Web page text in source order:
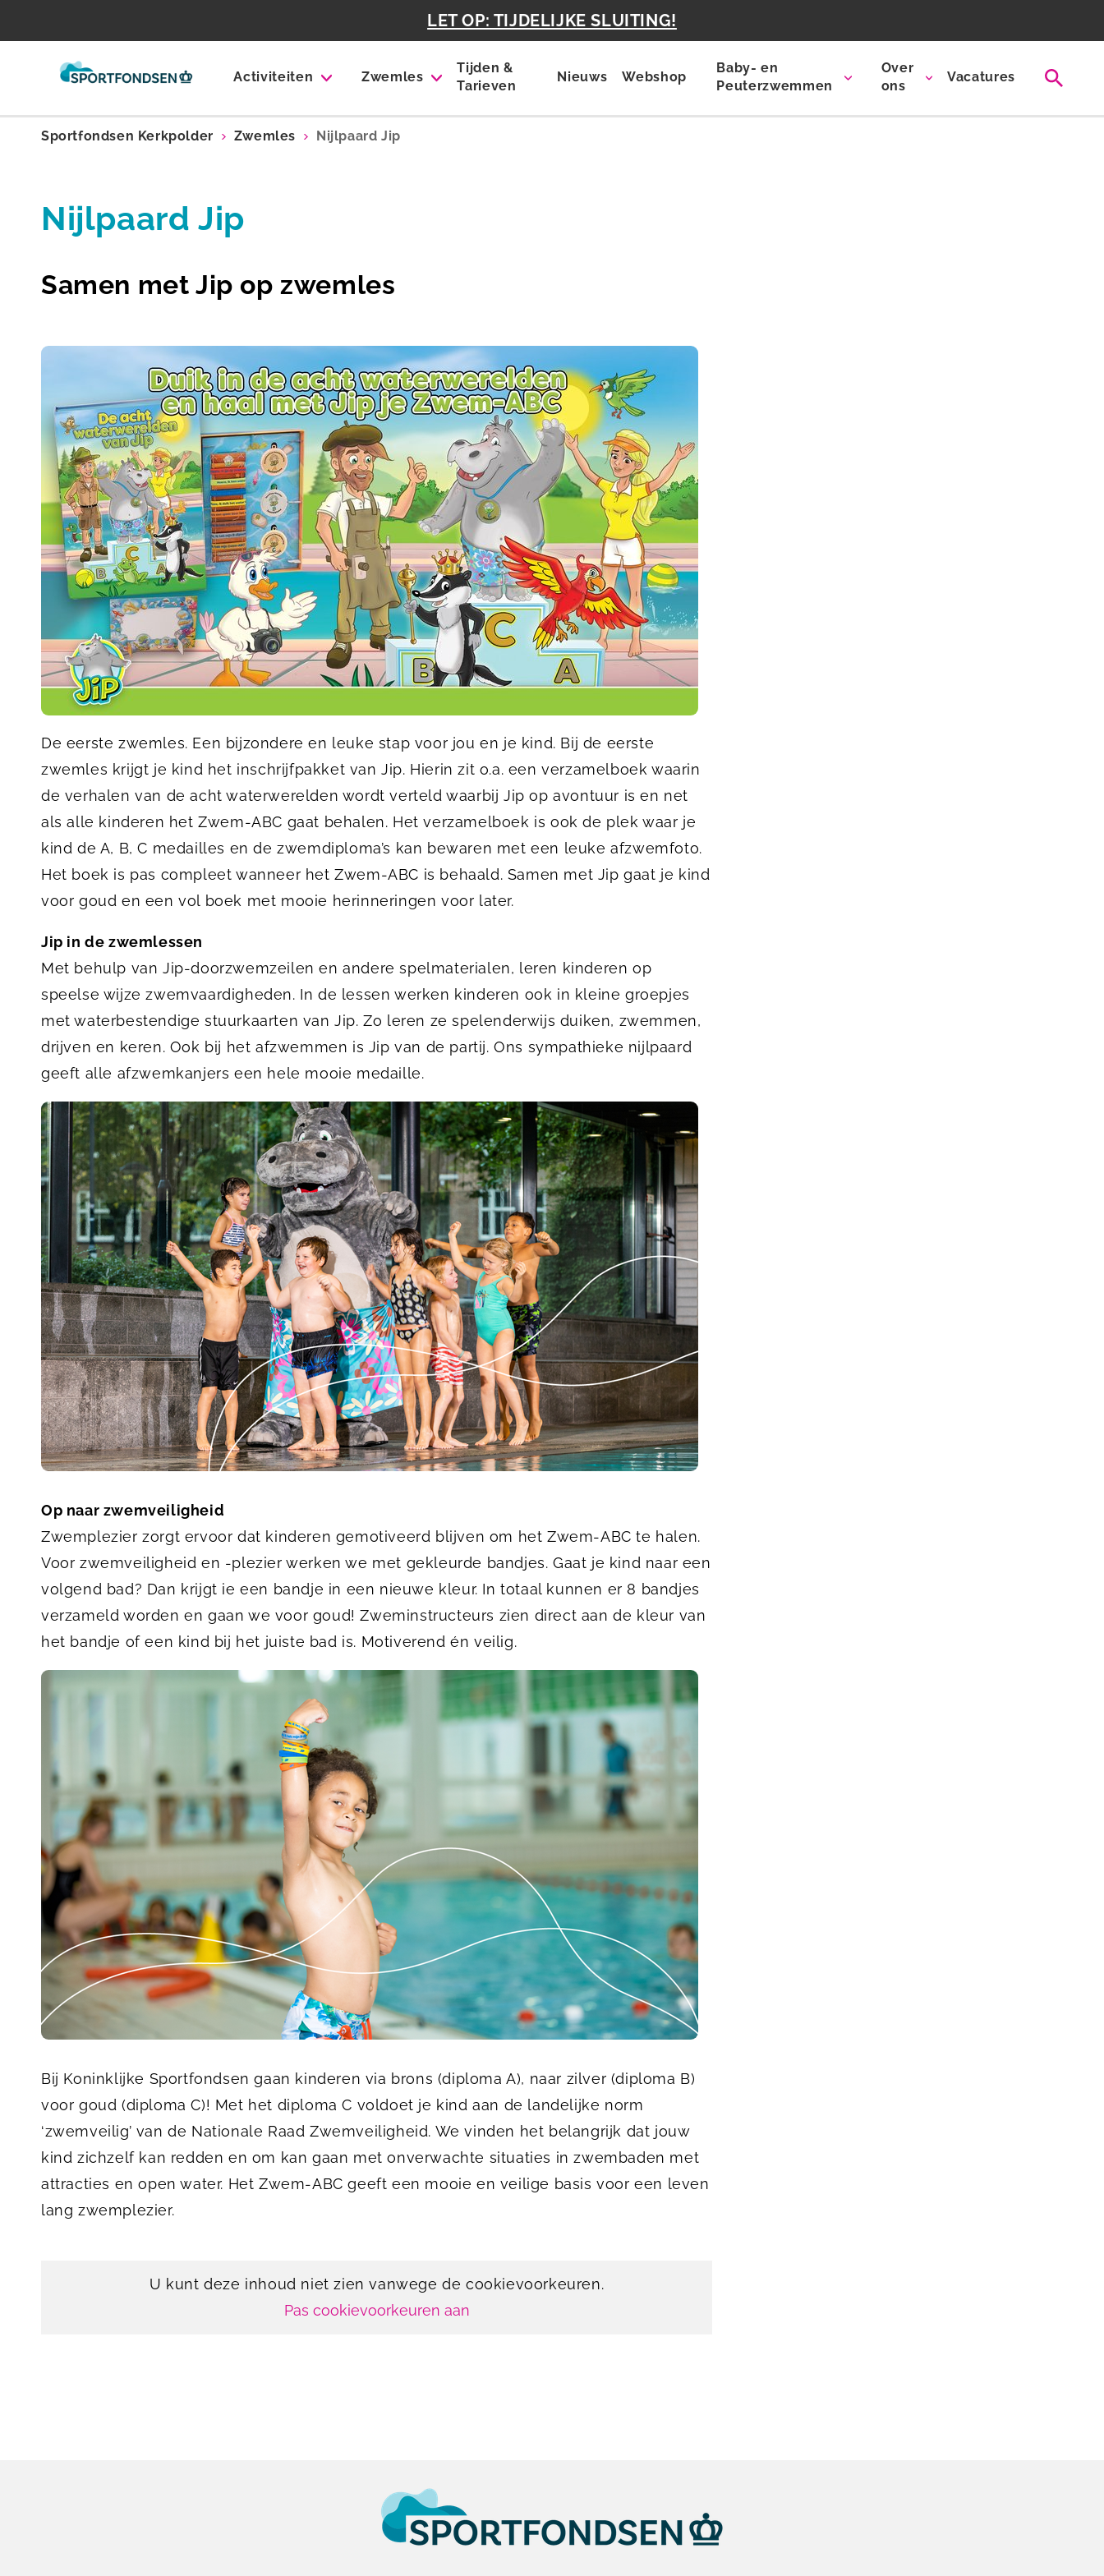
LET OP: TIJDELIJKE SLUITING!
Activiteiten Zwemles
Tijden &
Tarieven
Nieuws Webshop
Baby- en
Peuterzwemmen
Over
ons
Vacatures
Sportfondsen Kerkpolder Zwemles Nijlpaard Jip
Nijlpaard Jip
Samen met Jip op zwemles
De eerste zwemles. Een bijzondere en leuke stap voor jou en je kind. Bij de eerste
zwemles krijgt je kind het inschrijfpakket van Jip. Hierin zit o.a. een verzamelboek waarin
de verhalen van de acht waterwerelden wordt verteld waarbij Jip op avontuur is en net
als alle kinderen het Zwem-ABC gaat behalen. Het verzamelboek is ook de plek waar je
kind de A, B, C medailles en de zwemdiploma’s kan bewaren met een leuke afzwemfoto.
Het boek is pas compleet wanneer het Zwem-ABC is behaald. Samen met Jip gaat je kind
voor goud en een vol boek met mooie herinneringen voor later.
Jip in de zwemlessen
Met behulp van Jip-doorzwemzeilen en andere spelmaterialen, leren kinderen op
speelse wijze zwemvaardigheden. In de lessen werken kinderen ook in kleine groepjes
met waterbestendige stuurkaarten van Jip. Zo leren ze spelenderwijs duiken, zwemmen,
drijven en keren. Ook bij het afzwemmen is Jip van de partij. Ons sympathieke nijlpaard
geeft alle afzwemkanjers een hele mooie medaille.
Op naar zwemveiligheid
Zwemplezier zorgt ervoor dat kinderen gemotiveerd blijven om het Zwem-ABC te halen.
Voor zwemveiligheid en -plezier werken we met gekleurde bandjes. Gaat je kind naar een
volgend bad? Dan krijgt ie een bandje in een nieuwe kleur. In totaal kunnen er 8 bandjes
verzameld worden en gaan we voor goud! Zweminstructeurs zien direct aan de kleur van
het bandje of een kind bij het juiste bad is. Motiverend én veilig.
Bij Koninklijke Sportfondsen gaan kinderen via brons (diploma A), naar zilver (diploma B)
voor goud (diploma C)! Met het diploma C voldoet je kind aan de landelijke norm
‘zwemveilig’ van de Nationale Raad Zwemveiligheid. We vinden het belangrijk dat jouw
kind zichzelf kan redden en om kan gaan met onverwachte situaties in zwembaden met
attracties en open water. Het Zwem-ABC geeft een mooie en veilige basis voor een leven
lang zwemplezier.
U kunt deze inhoud niet zien vanwege de cookievoorkeuren.
Pas cookievoorkeuren aan